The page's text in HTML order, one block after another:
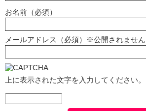
お名前（必須）
メールアドレス（必須）※公開されません
上に表示された文字を入力してください。